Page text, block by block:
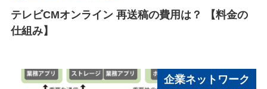
テレビCMオンライン 再送稿の費用は？ 【料金の
仕組み】
企業ネットワーク